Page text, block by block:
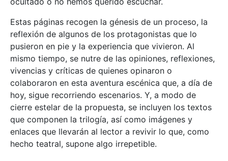
Estas páginas recogen la génesis de un proceso, la
reflexión de algunos de los protagonistas que lo
pusieron en pie y la experiencia que vivieron. Al
mismo tiempo, se nutre de las opiniones, reflexiones,
vivencias y críticas de quienes opinaron o
colaboraron en esta aventura escénica que, a día de
hoy, sigue recorriendo escenarios. Y, a modo de
cierre estelar de la propuesta, se incluyen los textos
que componen la trilogía, así como imágenes y
enlaces que llevarán al lector a revivir lo que, como
hecho teatral, supone algo irrepetible.